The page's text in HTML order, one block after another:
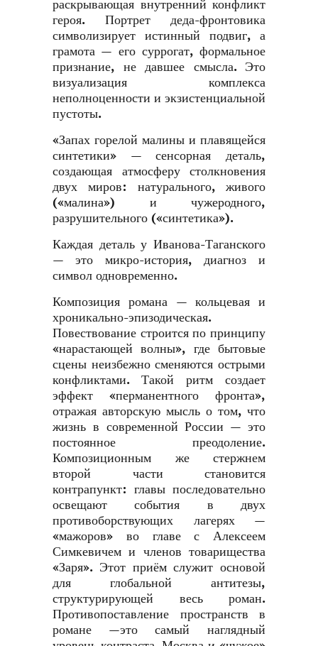
раскрывающая внутренний конфликт
героя. Портрет деда-фронтовика
символизирует истинный подвиг, а
грамота — его суррогат, формальное
признание, не давшее смысла. Это
визуализация комплекса
неполноценности и экзистенциальной
пустоты.
«Запах горелой малины и плавящейся
синтетики» — сенсорная деталь,
создающая атмосферу столкновения
двух миров: натурального, живого
(«малина») и чужеродного,
разрушительного («синтетика»).
Каждая деталь у Иванова-Таганского
— это микро-история, диагноз и
символ одновременно.
Композиция романа — кольцевая и
хроникально-эпизодическая.
Повествование строится по принципу
«нарастающей волны», где бытовые
сцены неизбежно сменяются острыми
конфликтами. Такой ритм создает
эффект «перманентного фронта»,
отражая авторскую мысль о том, что
жизнь в современной России — это
постоянное преодоление.
Композиционным же стержнем
второй части становится
контрапункт: главы последовательно
освещают события в двух
противоборствующих лагерях —
«мажоров» во главе с Алексеем
Симкевичем и членов товарищества
«Заря». Этот приём служит основой
для глобальной антитезы,
структурирующей весь роман.
Противопоставление пространств в
романе —это самый наглядный